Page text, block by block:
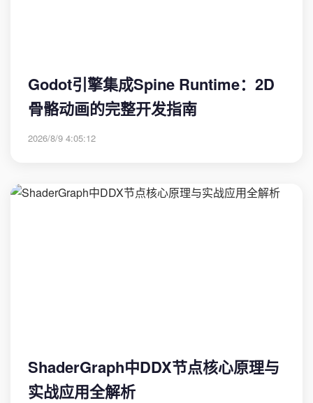
Godot引擎集成Spine Runtime：2D
骨骼动画的完整开发指南
2026/8/9 4:05:12
ShaderGraph中DDX节点核心原理与
实战应用全解析